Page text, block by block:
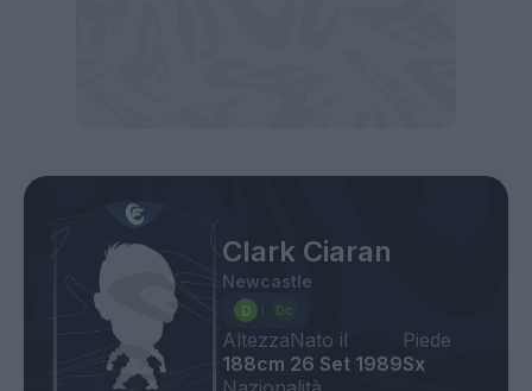
Clark Ciaran
Newcastle
Altezza
188cm
Nato il
26 Set 1989
Piede
Sx